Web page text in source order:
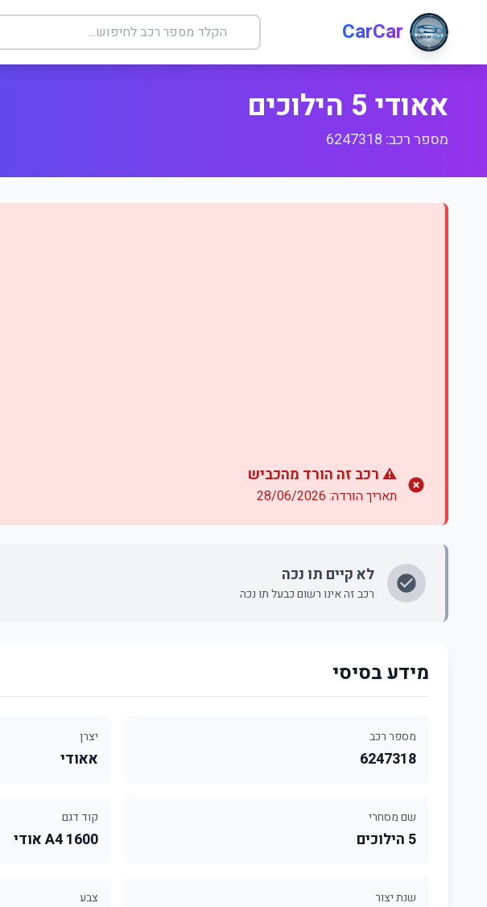
CarCar
אאודי 5 הילוכים
מספר רכב: 6247318
⚠️ רכב זה הורד מהכביש
תאריך הורדה: 28/06/2026
לא קיים תו נכה
רכב זה אינו רשום כבעל תו נכה
מידע בסיסי
מספר רכב
6247318
יצרן
אאודי
שם מסחרי
5 הילוכים
קוד דגם
1600 A4 אודי
שנת יצור צבע